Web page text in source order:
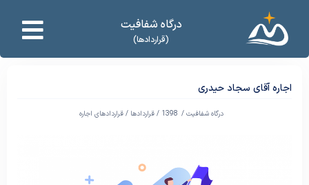
درگاه شفافیت
(قراردادها)
اجاره آقای سجاد حیدری
درگاه شفافیت / 1398
/قراردادها /قراردادهای اجاره